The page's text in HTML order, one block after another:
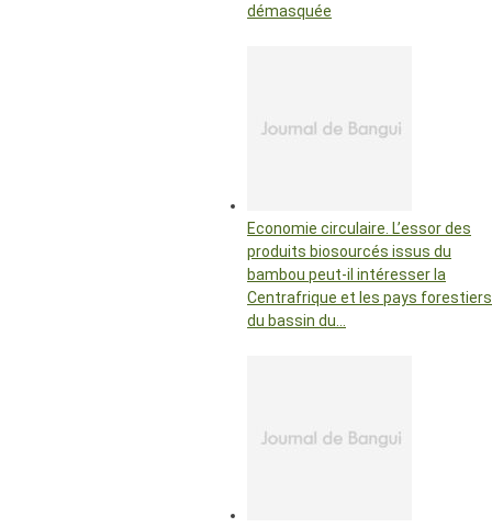
démasquée
Economie circulaire. L’essor des
produits biosourcés issus du
bambou peut-il intéresser la
Centrafrique et les pays forestiers
du bassin du…